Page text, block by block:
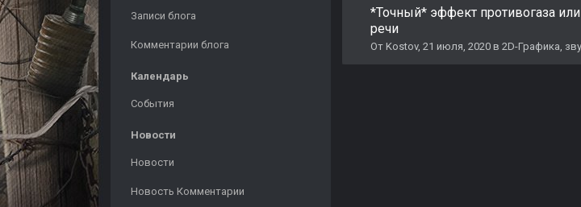
Записи блога
Комментарии блога
Календарь
События
Новости
Новости
Новость Комментарии
*Точный* эффект противогаза
речи
От Kostov, 21 июля, 2020 в 2D-Графика,